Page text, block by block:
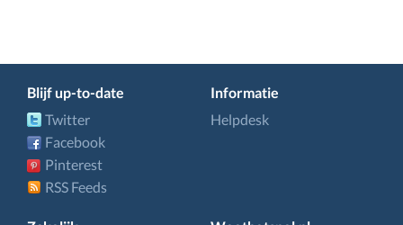
Blijf up-to-date
Twitter
Facebook
Pinterest
RSS Feeds
Informatie
Helpdesk